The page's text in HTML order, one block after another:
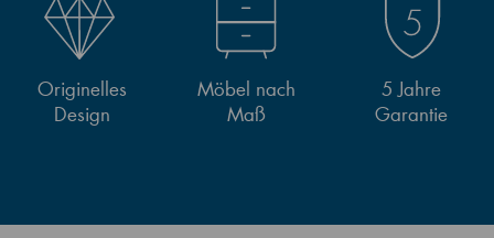
Originelles
Design
Möbel nach
Maß
5 Jahre
Garantie